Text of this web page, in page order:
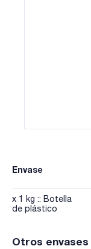
Envase
x 1 kg :: Botella
de plástico
Otros envases